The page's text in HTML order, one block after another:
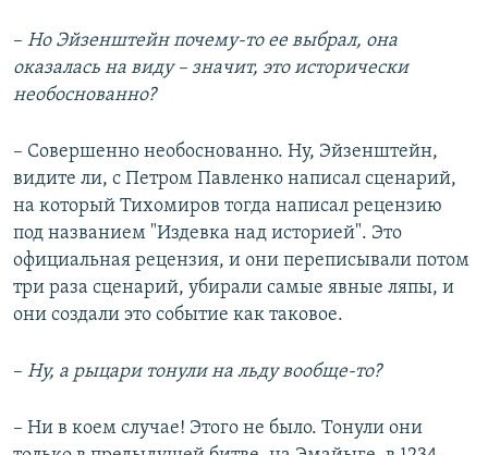
– Но Эйзенштейн почему-то ее выбрал, она
оказалась на виду – значит, это исторически
необоснованно?
– Совершенно необоснованно. Ну, Эйзенштейн,
видите ли, с Петром Павленко написал сценарий,
на который Тихомиров тогда написал рецензию
под названием "Издевка над историей". Это
официальная рецензия, и они переписывали потом
три раза сценарий, убирали самые явные ляпы, и
они создали это событие как таковое.
– Ну, а рыцари тонули на льду вообще-то?
– Ни в коем случае! Этого не было. Тонули они